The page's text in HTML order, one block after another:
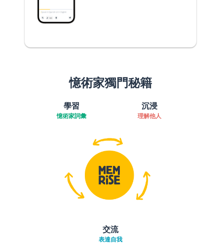
憶術家獨門秘籍
學習
憶術家詞彙
沉浸
理解他人
交流
表達自我